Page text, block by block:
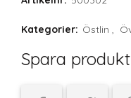
Kategorier: Östlin ,
Spara